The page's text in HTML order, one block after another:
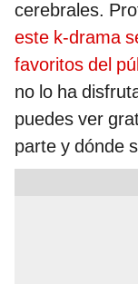
cerebrales.
este k-drama
favoritos del
no lo ha
puedes ver
parte y dónde